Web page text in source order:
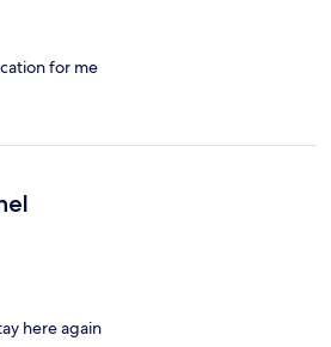
for me
here again